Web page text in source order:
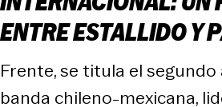
ENTRE ESTALLIDO Y
Frente, se titula el segundo
banda chileno-mexicana,